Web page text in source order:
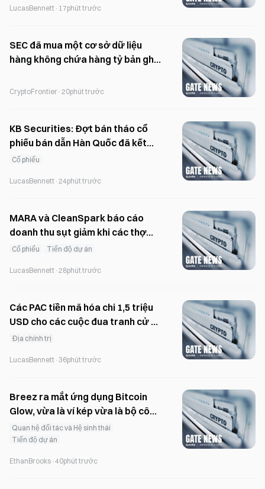
LucasBennett · 17phút trước
SEC đã mua một cơ sở dữ liệu
hàng không chứa hàng tỷ bản ghi
CryptoFrontier · 20phút trước
KB Securities: Đợt bán tháo cổ
phiếu bán dẫn Hàn Quốc đã kết
thúc, KOSPI đang bị định giá thấp
Cổ phiếu
LucasBennett · 24phút trước
MARA và CleanSpark báo cáo
doanh thu sụt giảm khi các thợ
đào Bitcoin chuyển hướng sang
Cổ phiếu Tiến độ dự án
LucasBennett · 28phút trước
Các PAC tiền mã hóa chi 1,5 triệu
USD cho các cuộc đua tranh cử ở
Florida, Alaska và Wyoming sau
Địa chính trị
LucasBennett · 36phút trước
Breez ra mắt ứng dụng Bitcoin
Glow, vừa là ví kép vừa là bộ công
cụ dành cho nhà phát triển
Quan hệ đối tác và Hệ sinh thái
Tiến độ dự án
EthanBrooks · 40phút trước